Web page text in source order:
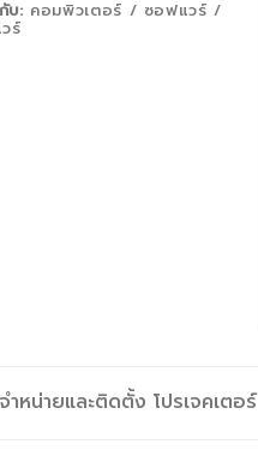
บ: คอมพิวเตอร์ / ซอฟแวร์ /
ร์
จำหน่ายและติดตั้ง โปรเจคเตอร์